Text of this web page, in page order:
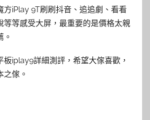
方iPlay 9T刷刷抖音、追追劇、看看
等等感受大屏，最重要的是價格太親
。
板iplay9詳細測評，希望大傢喜歡，
之傢。